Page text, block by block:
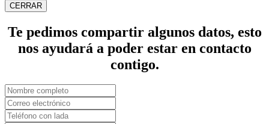
CERRAR
Te pedimos compartir algunos datos, esto
nos ayudará a poder estar en contacto
contigo.